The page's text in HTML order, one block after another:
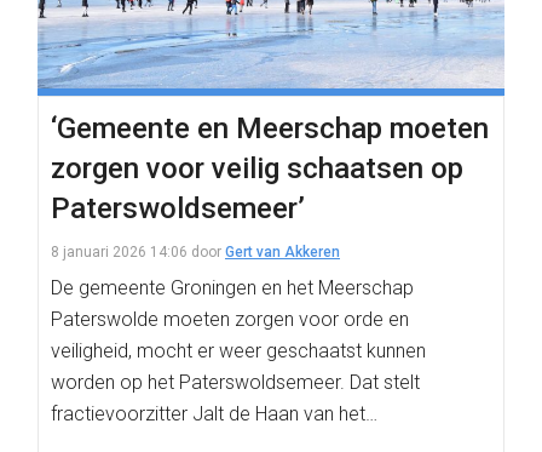
‘Gemeente en Meerschap moeten
zorgen voor veilig schaatsen op
Paterswoldsemeer’
8 januari 2026 14:06 door Gert van Akkeren
De gemeente Groningen en het Meerschap
Paterswolde moeten zorgen voor orde en
veiligheid, mocht er weer geschaatst kunnen
worden op het Paterswoldsemeer. Dat stelt
fractievoorzitter Jalt de Haan van het…